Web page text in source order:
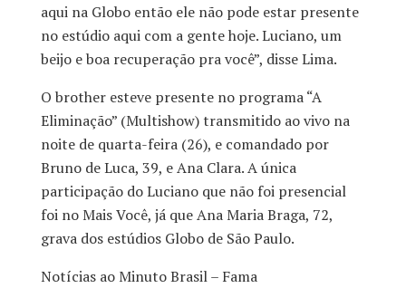
aqui na Globo então ele não pode estar presente
no estúdio aqui com a gente hoje. Luciano, um
beijo e boa recuperação pra você”, disse Lima.
O brother esteve presente no programa “A
Eliminação” (Multishow) transmitido ao vivo na
noite de quarta-feira (26), e comandado por
Bruno de Luca, 39, e Ana Clara. A única
participação do Luciano que não foi presencial
foi no Mais Você, já que Ana Maria Braga, 72,
grava dos estúdios Globo de São Paulo.
Notícias ao Minuto Brasil – Fama